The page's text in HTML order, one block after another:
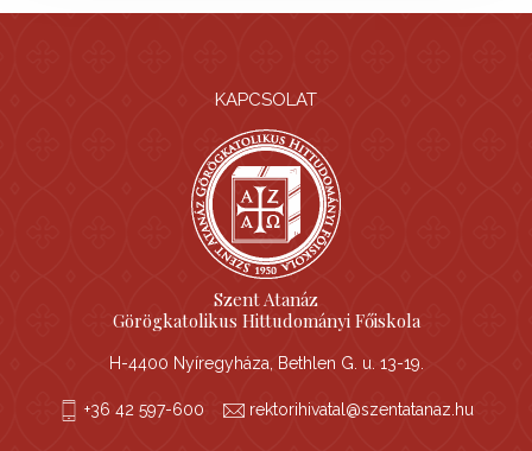
KAPCSOLAT
Szent Atanáz
Görögkatolikus Hittudományi Főiskola
H-4400 Nyíregyháza, Bethlen G. u. 13-19.
+36 42 597-600 rektorihivatal@szentatanaz.hu